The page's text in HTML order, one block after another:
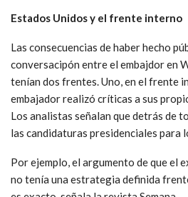
Estados Unidos y el frente interno
Las consecuencias de haber hecho
conversacipón entre el embajdor en
tenían dos frentes. Uno, en el frente
embajador realizó críticas a sus
Los analistas señalan que detrás de
las candidaturas presidenciales para
Por ejemplo, el argumento de que el
no tenía una estrategia definida